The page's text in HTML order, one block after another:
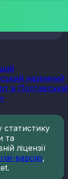
наземний
в Полтавській
статистику
та
ліцензії
версію,